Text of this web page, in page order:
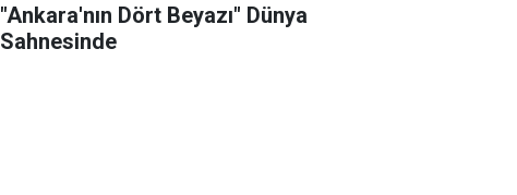
"Ankara'nın Dört Beyazı" Dünya
Sahnesinde